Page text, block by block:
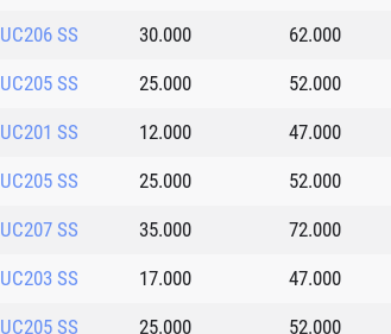
UC206 SS 30.000 62.000
UC205 SS 25.000 52.000
UC201 SS 12.000 47.000
UC205 SS 25.000 52.000
UC207 SS 35.000 72.000
UC203 SS 17.000 47.000
UC205 SS 25.000 52.000